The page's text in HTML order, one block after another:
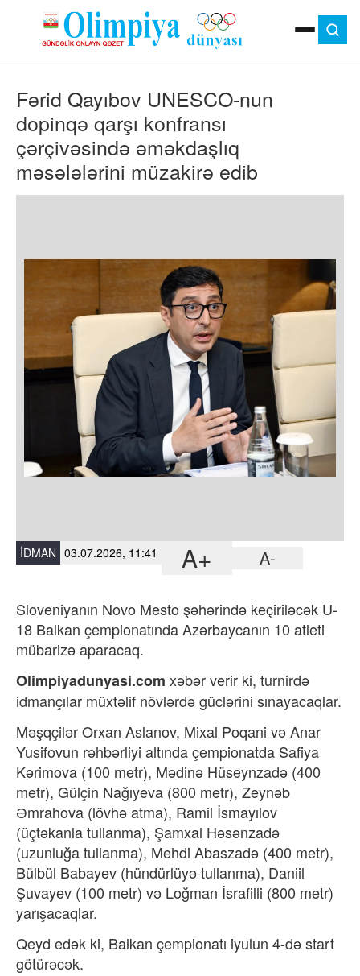
MOK
OLIMPIYA OYUNLARI
ÇAP VERSIYASI
TV
GÜNDƏM
İDMAN
OLIMPIYA HƏRƏKATI
Fərid Qayıbov UNESCO-nun
dopinqə qarşı konfransı
çərçivəsində əməkdaşlıq
məsələlərini müzakirə edib
İDMAN 03.07.2026, 11:41 A+ A-
Sloveniyanın Novo Mesto şəhərində keçiriləcək U-
18 Balkan çempionatında Azərbaycanın 10 atleti
mübarizə aparacaq.
Olimpiyadunyasi.com xəbər verir ki, turnirdə
idmançılar müxtəlif növlərdə güclərini sınayacaqlar.
Məşqçilər Orxan Aslanov, Mixal Poqani və Anar
Yusifovun rəhbərliyi altında çempionatda Safiya
Kərimova (100 metr), Mədinə Hüseynzadə (400
metr), Gülçin Nağıyeva (800 metr), Zeynəb
Əmrahova (lövhə atma), Ramil İsmayılov
(üçtəkanla tullanma), Şamxal Həsənzadə
(uzunluğa tullanma), Mehdi Abaszadə (400 metr),
Bülbül Babayev (hündürlüyə tullanma), Daniil
Şuvayev (100 metr) və Loğman İsrafilli (800 metr)
yarışacaqlar.
Qeyd edək ki, Balkan çempionatı iyulun 4-də start
götürəcək.